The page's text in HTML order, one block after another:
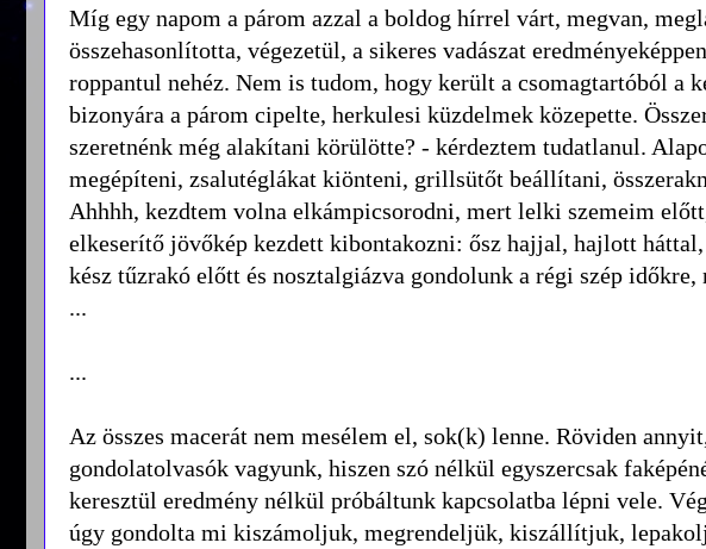
Míg egy napom a párom azzal a boldog hírrel várt, megvan,
összehasonlította, végezetül, a sikeres vadászat
roppantul nehéz. Nem is tudom, hogy került a csomagtartóból a
bizonyára a párom cipelte, herkulesi küzdelmek közepette.
szeretnénk még alakítani körülötte? - kérdeztem tudatlanul.
megépíteni, zsalutéglákat kiönteni, grillsütőt beállítani,
Ahhhh, kezdtem volna elkámpicsorodni, mert lelki szemeim
elkeserítő jövőkép kezdett kibontakozni: ősz hajjal, hajlott
kész tűzrakó előtt és nosztalgiázva gondolunk a régi szép
...
...
Az összes macerát nem mesélem el, sok(k) lenne. Röviden
gondolatolvasók vagyunk, hiszen szó nélkül egyszercsak
keresztül eredmény nélkül próbáltunk kapcsolatba lépni vele.
úgy gondolta mi kiszámoljuk, megrendeljük, kiszállítjuk,